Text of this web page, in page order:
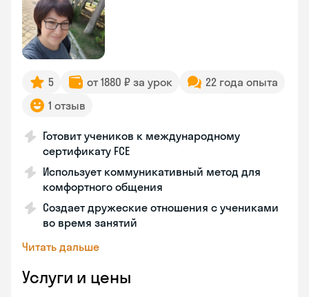
5 от 1880 ₽ за урок
22 года опыта
1 отзыв
Готовит учеников к международному
сертификату FCE
Использует коммуникативный метод для
комфортного общения
Создает дружеские отношения с учениками
во время занятий
Читать дальше
Услуги и цены